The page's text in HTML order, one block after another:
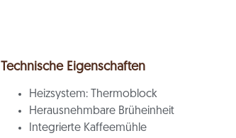
Technische Eigenschaften
Heizsystem:
Thermoblock
Herausnehmbare Brüheinheit
Integrierte Kaffeemühle